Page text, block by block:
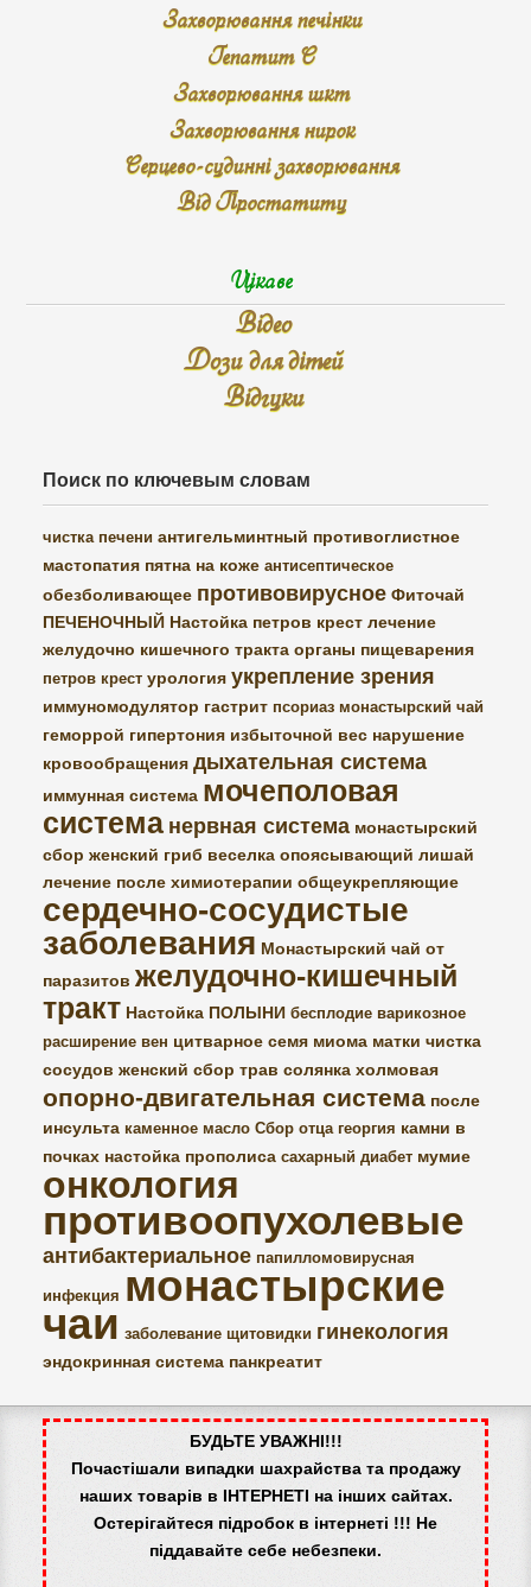
Захворювання печінки
Гепатит С
Захворювання шкт
Захворювання нирок
Серцево-судинні захворювання
Від Простатиту
Цікаве
Відео
Дози для дітей
Відгуки
Поиск по ключевым словам
чистка печени антигельминтный противоглистное
мастопатия пятна на коже антисептическое
обезболивающее противовирусное Фиточай
ПЕЧЕНОЧНЫЙ Настойка петров крест лечение
желудочно кишечного тракта органы пищеварения
петров крест урология укрепление зрения
иммуномодулятор гастрит псориаз монастырский чай
геморрой гипертония избыточной вес нарушение
кровообращения дыхательная система
иммунная система мочеполовая
система нервная система монастырский
сбор женский гриб веселка опоясывающий лишай
лечение после химиотерапии общеукрепляющие
сердечно-сосудистые
заболевания Монастырский чай от
паразитов желудочно-кишечный
тракт Настойка ПОЛЫНИ бесплодие варикозное
расширение вен цитварное семя миома матки чистка
сосудов женский сбор трав солянка холмовая
опорно-двигательная система после
инсульта каменное масло Сбор отца георгия камни в
почках настойка прополиса сахарный диабет мумие
онкология
противоопухолевые
антибактериальное папилломовирусная
инфекция монастырские
чаи заболевание щитовидки гинекология
эндокринная система панкреатит
БУДЬТЕ УВАЖНІ!!!
Почастішали випадки шахрайства та продажу
наших товарів в ІНТЕРНЕТІ на інших сайтах.
Остерігайтеся підробок в інтернеті !!! Не
піддавайте себе небезпеки.